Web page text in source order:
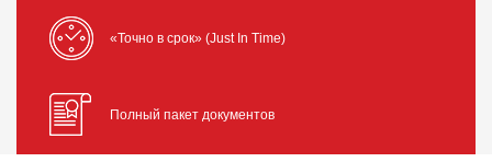
«Точно в срок» (Just In Time)
Полный пакет документов